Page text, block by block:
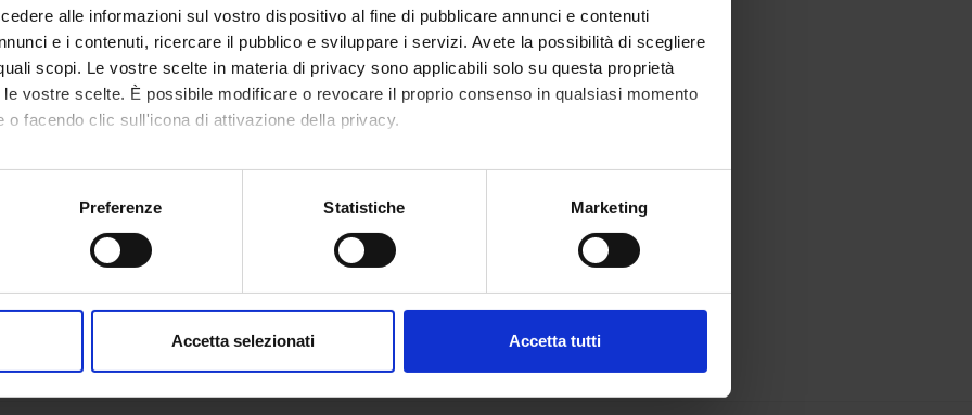
alle informazioni sul vostro dispositivo al fine di pubblicare annunci e contenuti
e i contenuti, ricercare il pubblico e sviluppare i servizi. Avete la possibilità di scegliere
scopi. Le vostre scelte in materia di privacy sono applicabili solo su questa proprietà
vostre scelte. È possibile modificare o revocare il proprio consenso in qualsiasi momento
o facendo clic sull'icona di attivazione della privacy.
anche:
sulla tua posizione geografica, con un'approssimazione di qualche metro,
in qualsiasi momento dalla Dichiarazione sui cookie.
Preferenze Statistiche Marketing
Accetta selezionati Accetta tutti